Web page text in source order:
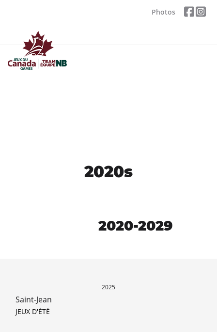
Photos
2020s
2020-2029
2025
Saint-Jean
JEUX D'ÉTÉ